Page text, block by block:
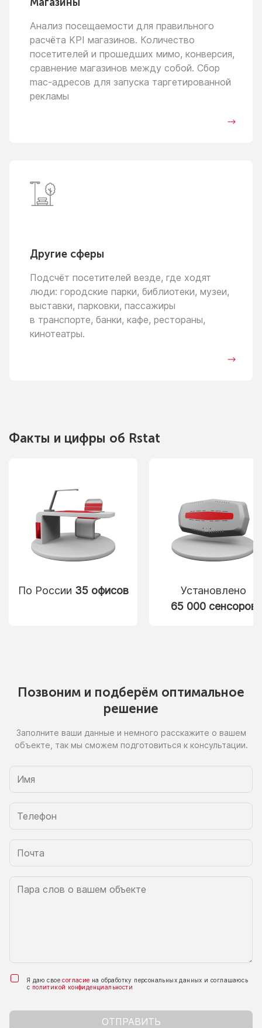
Анализ посещаемости для правильного
расчёта KPI магазинов. Количество
посетителей и прошедших мимо, конверсия,
сравнение магазинов между собой. Сбор
mac-адресов для запуска таргетированной
рекламы
Другие сферы
Подсчёт посетителей везде, где ходят
люди: городские парки, библиотеки, музеи,
выставки, парковки, пассажиры
в транспорте, банки, кафе, рестораны,
кинотеатры.
Факты и цифры об Rstat
По России 35 офисов
Установлено
65 000 сенсоров
Позвоним и подберём оптимальное
решение
Заполните ваши данные и немного расскажите о вашем
объекте, так мы сможем подготовиться к консультации.
Я даю своесогласие на обработку персональных данных и соглашаюсь
с политикой конфиденциальности
ОТПРАВИТЬ